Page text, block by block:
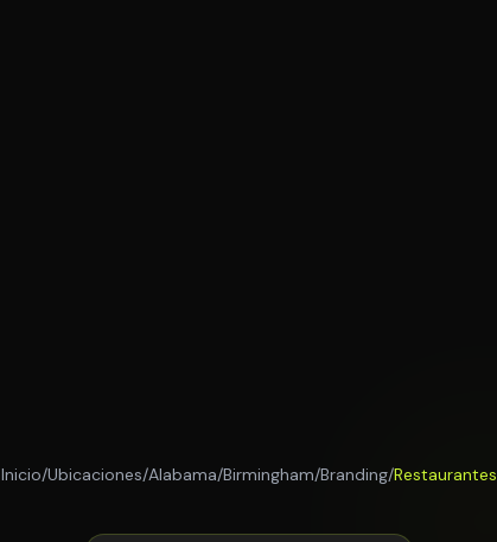
Inicio/Ubicaciones/Alabama/Birmingham/Branding/Restaurantes